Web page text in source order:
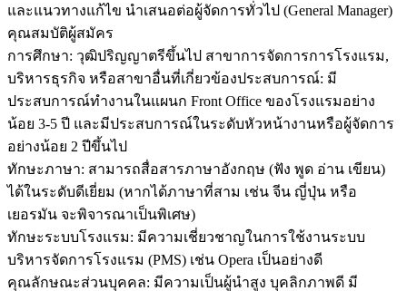
และแนวทางแก้ไข นำเสนอต่อผู้จัดการทั่วไป (General Manager)
คุณสมบัติผู้สมัคร
การศึกษา: วุฒิปริญญาตรีขึ้นไป สาขาการจัดการการโรงแรม,
บริหารธุรกิจ หรือสาขาอื่นที่เกี่ยวข้องประสบการณ์: มี
ประสบการณ์ทำงานในแผนก Front Office ของโรงแรมอย่าง
น้อย 3-5 ปี และมีประสบการณ์ในระดับหัวหน้างานหรือผู้จัดการ
อย่างน้อย 2 ปีขึ้นไป
ทักษะภาษา: สามารถสื่อสารภาษาอังกฤษ (ฟัง พูด อ่าน เขียน)
ได้ในระดับดีเยี่ยม (หากได้ภาษาที่สาม เช่น จีน ญี่ปุ่น หรือ
เยอรมัน จะพิจารณาเป็นพิเศษ)
ทักษะระบบโรงแรม: มีความเชี่ยวชาญในการใช้งานระบบ
บริหารจัดการโรงแรม (PMS) เช่น Opera เป็นอย่างดี
คุณลักษณะส่วนบุคคล: มีความเป็นผู้นำสูง บุคลิกภาพดี มี